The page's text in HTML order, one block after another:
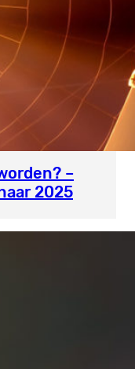
–
2025